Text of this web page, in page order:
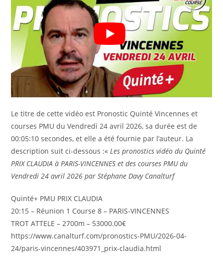
Le titre de cette vidéo est Pronostic Quinté Vincennes et
courses PMU du Vendredi 24 avril 2026, sa durée est de
00:05:10 secondes, et elle a été fournie par l’auteur. La
description suit ci-dessous :« Les pronostics vidéo du Quinté
PRIX CLAUDIA à PARIS-VINCENNES et des courses PMU du
Vendredi 24 avril 2026 par Stéphane Davy Canalturf
Quinté+ PMU PRIX CLAUDIA
20:15 – Réunion 1 Course 8 – PARIS-VINCENNES
TROT ATTELE – 2700m – 53000.00€
https://www.canalturf.com/pronostics-PMU/2026-04-
24/paris-vincennes/403971_prix-claudia.html